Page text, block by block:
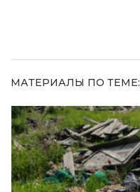
МАТЕРИАЛЫ ПО ТЕМЕ: